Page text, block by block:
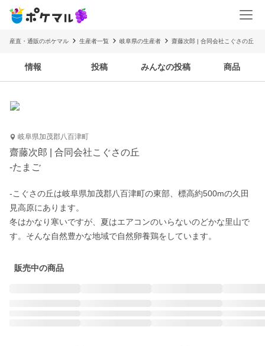
産直・通販のポケマル 生産者一覧 岐阜県の生産者 齋藤次郎 | 合同会社こぐさの丘
情報 投稿 みんなの投稿 商品
岐阜県加茂郡八百津町
齋藤次郎 | 合同会社こぐさの丘
-たまご
-こぐさの丘は岐阜県加茂郡八百津町の東部、標高約500mの久田
見高原にあります。
冬はかなり寒いですが、夏はエアコンのいらないのどかな里山で
す。そんな自然豊かな地域で自然卵養鶏をしています。
販売中の商品